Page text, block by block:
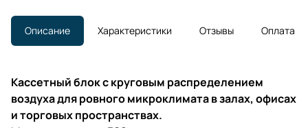
Описание Характеристики Отзывы Оплата
Кассетный блок с круговым распределением
воздуха для ровного микроклимата в залах, офисах
и торговых пространствах.